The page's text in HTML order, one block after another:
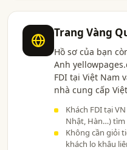
Trang Vàng
Hồ sơ của bạn
Anh
FDI tại Việt Nam
nhà cung cấp
Khách FDI tại
Nhật, Hàn…) tìm
Không cần giỏi
khách lo khâu